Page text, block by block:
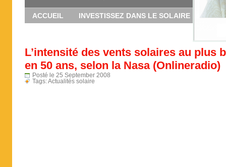
ACCUEIL INVESTISSEZ DANS LE SOLAIRE
L’intensité des vents solaires au plus
en 50 ans, selon la Nasa (Onlineradio)
Posté le 25 September 2008
Tags:Actualités solaire